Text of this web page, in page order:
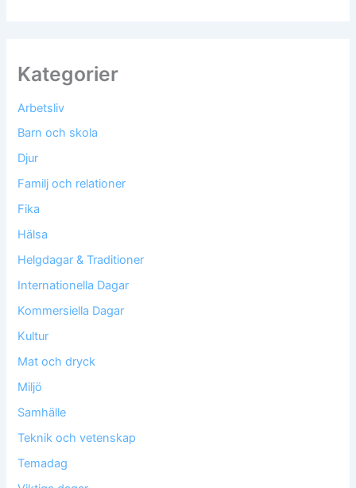
Kategorier
Arbetsliv
Barn och skola
Djur
Familj och relationer
Fika
Hälsa
Helgdagar & Traditioner
Internationella Dagar
Kommersiella Dagar
Kultur
Mat och dryck
Miljö
Samhälle
Teknik och vetenskap
Temadag